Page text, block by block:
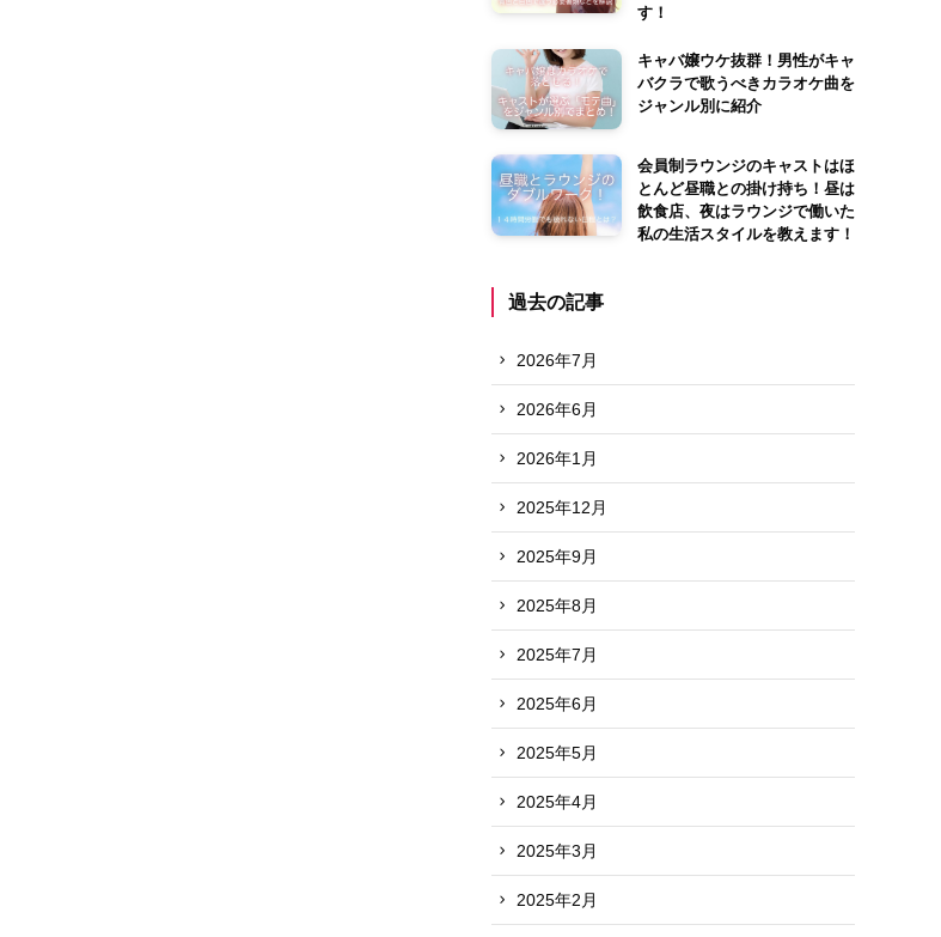
す！
キャバ嬢ウケ抜群！男性がキャ
バクラで歌うべきカラオケ曲を
ジャンル別に紹介
会員制ラウンジのキャストはほ
とんど昼職との掛け持ち！昼は
飲食店、夜はラウンジで働いた
私の生活スタイルを教えます！
過去の記事
2026年7月
2026年6月
2026年1月
2025年12月
2025年9月
2025年8月
2025年7月
2025年6月
2025年5月
2025年4月
2025年3月
2025年2月